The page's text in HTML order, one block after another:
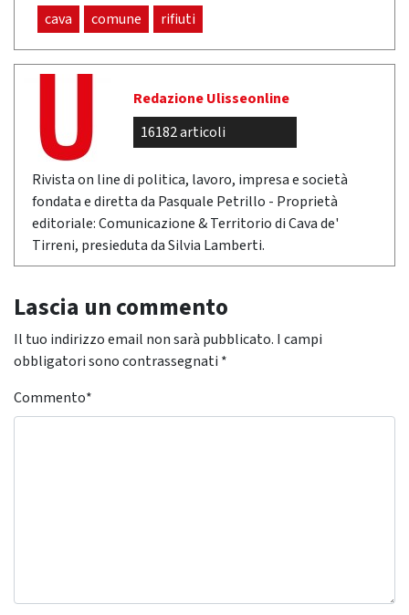
cava comune rifiuti
Redazione Ulisseonline
16182 articoli
Rivista on line di politica, lavoro, impresa e società
fondata e diretta da Pasquale Petrillo - Proprietà
editoriale: Comunicazione & Territorio di Cava de'
Tirreni, presieduta da Silvia Lamberti.
Lascia un commento
Il tuo indirizzo email non sarà pubblicato. I campi
obbligatori sono contrassegnati *
Commento*